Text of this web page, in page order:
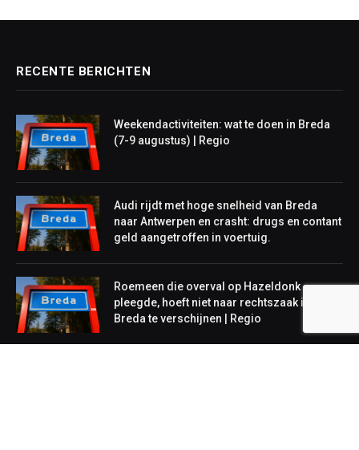
RECENTE BERICHTEN
Weekendactiviteiten: wat te doen in Breda
(7-9 augustus) | Regio
Audi rijdt met hoge snelheid van Breda
naar Antwerpen en crasht: drugs en contant
geld aangetroffen in voertuig.
Roemeen die overval op Hazeldonk
pleegde, hoeft niet naar rechtszaak in
Breda te verschijnen | Regio